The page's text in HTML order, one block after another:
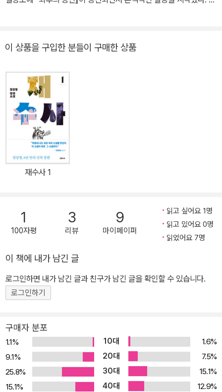
단체에 수여하고 있다.
가다. 주요 작품으로 『최후의 증인』 『여명의 눈동자』 『일곱 개의 장미
송이』 『제5열』 『미로의 저쪽』 『제5의 사나이』 『아름다운 밀회』 『국
이』 『봄은 오지 않을 것이다』 『안개의 사나이』 『후쿠오카 살인』 『늑
대소년 다루』 『달맞이언덕의 안개』 『해운대, 그 태양과 모래』 등 50
여 편이 있으며, 소설집으로는 『회색의 벼랑』 『어느 창녀의 죽음』 『고
독과 굴욕』 등이 있다. 후학 양성과 추리문학 발전을 위해 부산 해운
대 달맞이언덕에 세계 최초의 ‘추리문학관’을 세웠으며, 이는 우리나
라 문학관 1호로 해운대의 명소로 자리 잡았다. 한국추리문학대상, 봉
생문화상, 부산시문화상, 부산MBC문화대상 등을 수상했고, 한국추
이 상품을 구입한 분들이 구매한 상품
재수사 1
1
100자평
3
리뷰
9
마이페이퍼
읽고 싶어요 1명
읽고 있어요 0명
읽었어요 7명
이 책에 내가 남긴 글
로그인하면 내가 남긴 글과 친구가 남긴 글을 확인할 수 있습니다.
로그인하기
구매자 분포
1.1% 10대
1.6%
9.1%
20대
7.5%
25.8%
30대
15.1%
15.1%
40대
12.9%